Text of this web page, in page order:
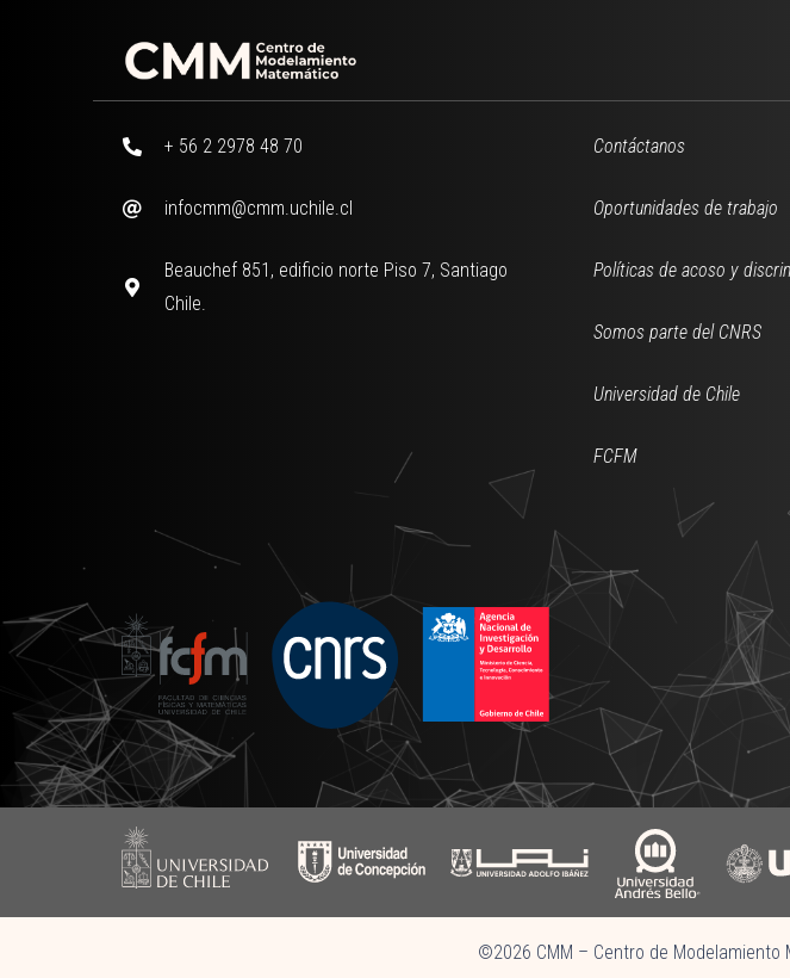
+ 56 2 2978 48 70
infocmm@cmm.uchile.cl
Beauchef 851, edificio norte Piso 7, Santiago
Chile.
Contáctanos
Oportunidades de trabajo
Políticas de acoso y
Somos parte del CNRS
Universidad de Chile
FCFM
©2026 CMM – Centro de